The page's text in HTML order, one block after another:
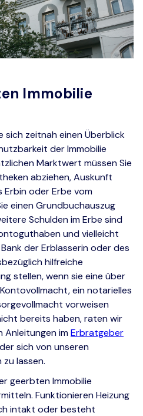
Immobilie
sich zeitnah einen Überblick
der Immobilie
Marktwert müssen Sie
abziehen, Auskunft
Erbin oder Erbe vom
einen Grundbuchauszug
Schulden im Erbe sind
und vielleicht
der Erblasserin oder des
hilfreiche
stellen, wenn sie eine über
ein notarielles
vorweisen
bereits haben, raten wir
Anleitungen imErbratgeber
sich von unseren
lassen.
geerbten Immobilie
Funktionieren Heizung
intakt oder besteht